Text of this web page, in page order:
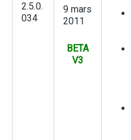
2.5.0.
034
9 mars
2011
BETA
V3